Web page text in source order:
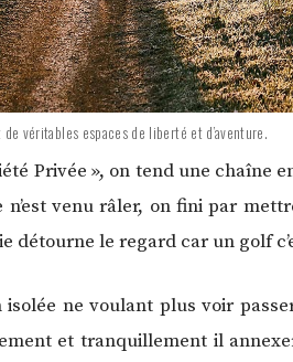
véritables espaces de liberté et d’aventure.
Privée », on tend une chaîne
venu râler, on fini par
détourne le regard car un golf
isolée ne voulant plus voir
et tranquillement il